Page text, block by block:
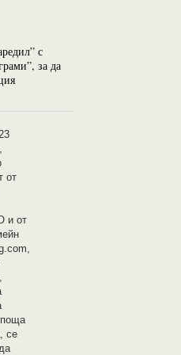
с
за да
от
и oт
поща
се